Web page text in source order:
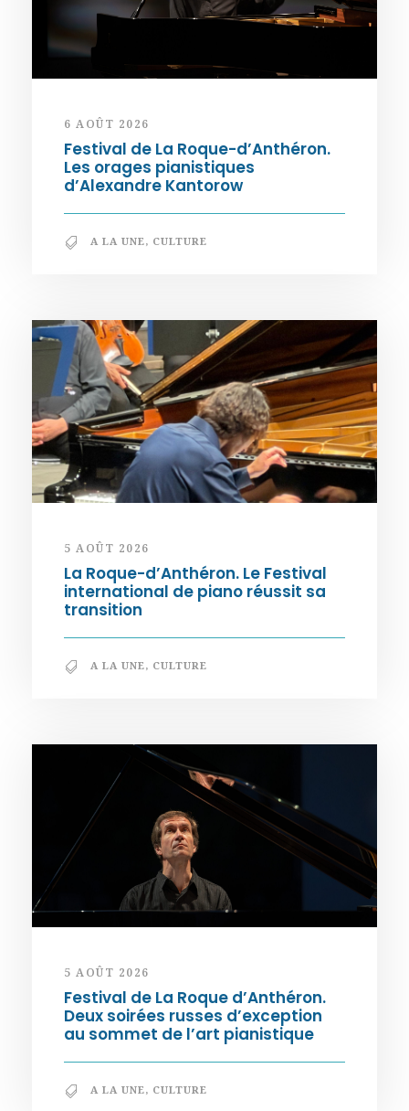
6 AOÛT 2026
Festival de La Roque-d’Anthéron.
Les orages pianistiques
d’Alexandre Kantorow
A LA UNE, CULTURE
5 AOÛT 2026
La Roque-d’Anthéron. Le Festival
international de piano réussit sa
transition
A LA UNE, CULTURE
5 AOÛT 2026
Festival de La Roque d’Anthéron.
Deux soirées russes d’exception
au sommet de l’art pianistique
A LA UNE, CULTURE